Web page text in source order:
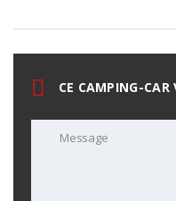
CE CAMPING-CAR